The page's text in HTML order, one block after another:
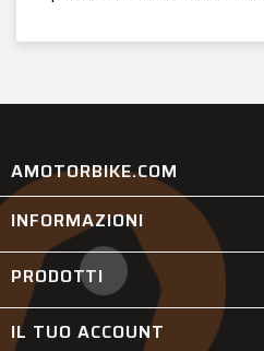
AMOTORBIKE.COM
INFORMAZIONI
PRODOTTI
IL TUO ACCOUNT